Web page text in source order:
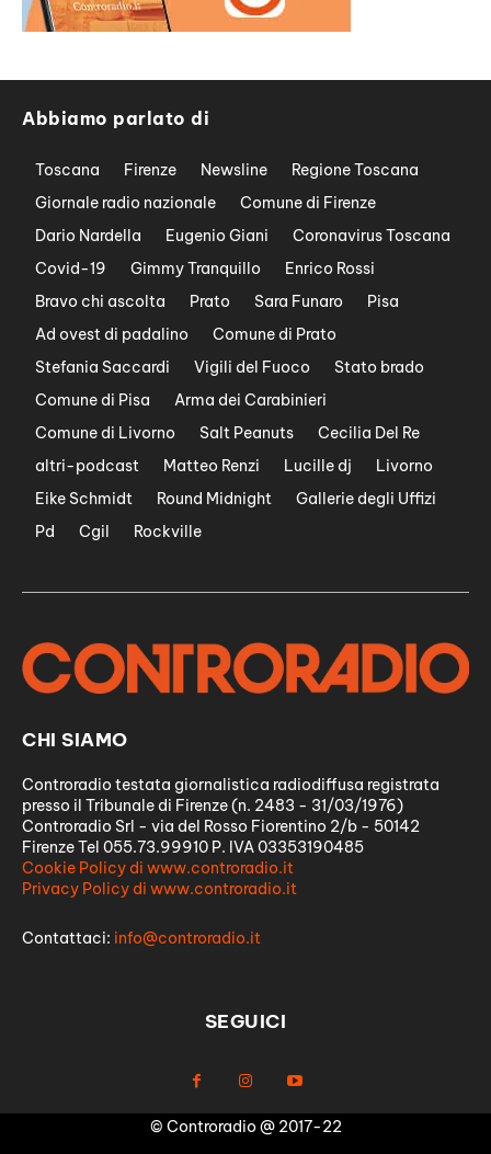
Abbiamo parlato di
Toscana Firenze Newsline
Regione Toscana
Giornale radio nazionale
Comune di Firenze
Dario Nardella
Eugenio Giani
Coronavirus Toscana
Covid-19
Gimmy Tranquillo
Enrico Rossi
Bravo chi ascolta
Prato Sara Funaro
Pisa
Ad ovest di padalino
Comune di Prato
Stefania Saccardi
Vigili del Fuoco
Stato brado
Comune di Pisa
Arma dei Carabinieri
Comune di Livorno
Salt Peanuts
Cecilia Del Re
altri-podcast
Matteo Renzi Lucille dj
Livorno
Eike Schmidt
Round Midnight
Gallerie degli Uffizi
Pd
Cgil Rockville
CHI SIAMO
Controradio testata giornalistica radiodiffusa registrata
presso il Tribunale di Firenze (n. 2483 - 31/03/1976)
Controradio Srl - via del Rosso Fiorentino 2/b - 50142
Firenze Tel 055.73.99910 P. IVA 03353190485
Cookie Policy di www.controradio.it
Privacy Policy di www.controradio.it
Contattaci: info@controradio.it
SEGUICI
© Controradio @ 2017-22